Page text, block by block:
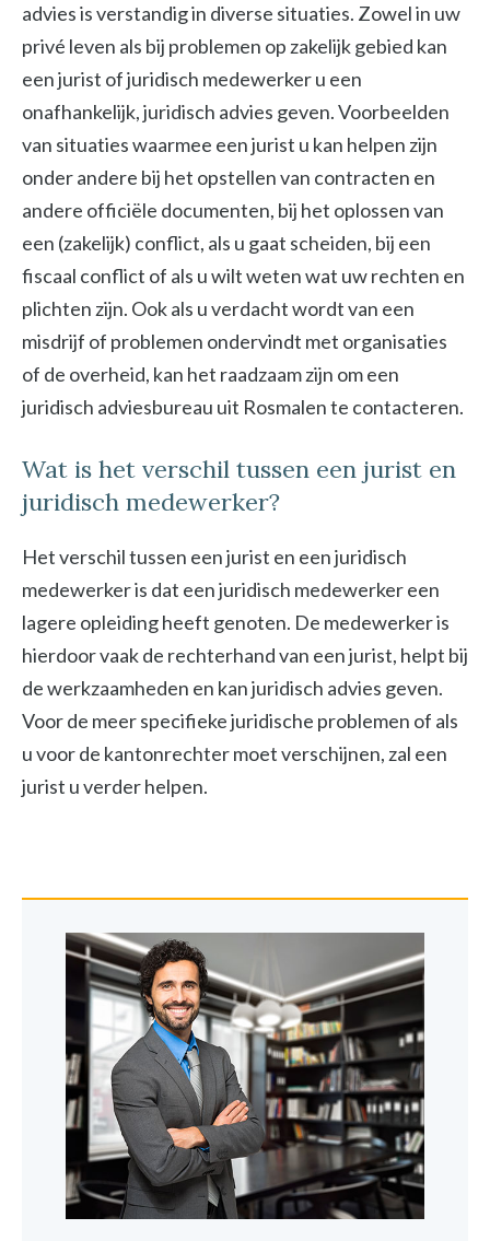
advies is verstandig in diverse situaties. Zowel in uw
privé leven als bij problemen op zakelijk gebied kan
een jurist of juridisch medewerker u een
onafhankelijk, juridisch advies geven. Voorbeelden
van situaties waarmee een jurist u kan helpen zijn
onder andere bij het opstellen van contracten en
andere officiële documenten, bij het oplossen van
een (zakelijk) conflict, als u gaat scheiden, bij een
fiscaal conflict of als u wilt weten wat uw rechten en
plichten zijn. Ook als u verdacht wordt van een
misdrijf of problemen ondervindt met organisaties
of de overheid, kan het raadzaam zijn om een
juridisch adviesbureau uit Rosmalen te contacteren.
Wat is het verschil tussen een jurist en
juridisch medewerker?
Het verschil tussen een jurist en een juridisch
medewerker is dat een juridisch medewerker een
lagere opleiding heeft genoten. De medewerker is
hierdoor vaak de rechterhand van een jurist, helpt bij
de werkzaamheden en kan juridisch advies geven.
Voor de meer specifieke juridische problemen of als
u voor de kantonrechter moet verschijnen, zal een
jurist u verder helpen.